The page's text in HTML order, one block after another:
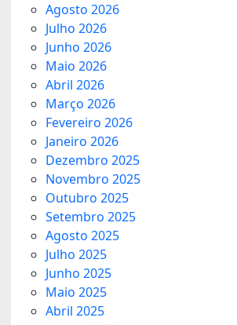
Agosto 2026
Julho 2026
Junho 2026
Maio 2026
Abril 2026
Março 2026
Fevereiro 2026
Janeiro 2026
Dezembro 2025
Novembro 2025
Outubro 2025
Setembro 2025
Agosto 2025
Julho 2025
Junho 2025
Maio 2025
Abril 2025